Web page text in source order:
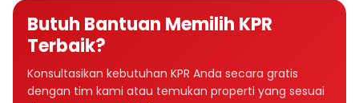
Butuh Bantuan Memilih KPR
Terbaik?
Konsultasikan kebutuhan KPR Anda secara gratis
dengan tim kami atau temukan properti yang sesuai